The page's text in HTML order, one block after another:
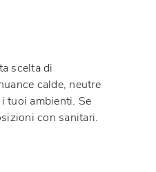
scelta di
calde, neutre
tuoi ambienti. Se
con sanitari.